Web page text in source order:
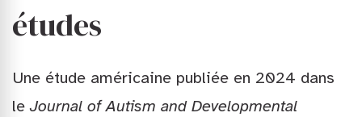
études
Une étude américaine publiée en 2024 dans
leJournal of Autism and Developmental